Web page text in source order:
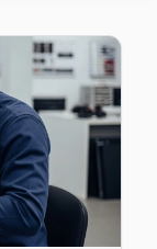
TV fiyat
için kapıya